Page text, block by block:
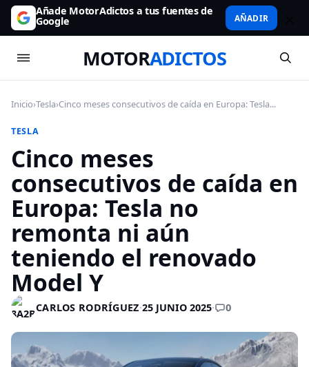
Añade MotorAdictos a tus fuentes de
Google AÑADIR
MOTORADICTOS
Inicio›Tesla›Cinco meses consecutivos de caída en Europa: Tesla...
TESLA
Cinco meses
consecutivos de caída en
Europa: Tesla no
remonta ni aún
teniendo el renovado
Model Y
CARLOS RODRÍGUEZ·25 JUNIO 2025· 0